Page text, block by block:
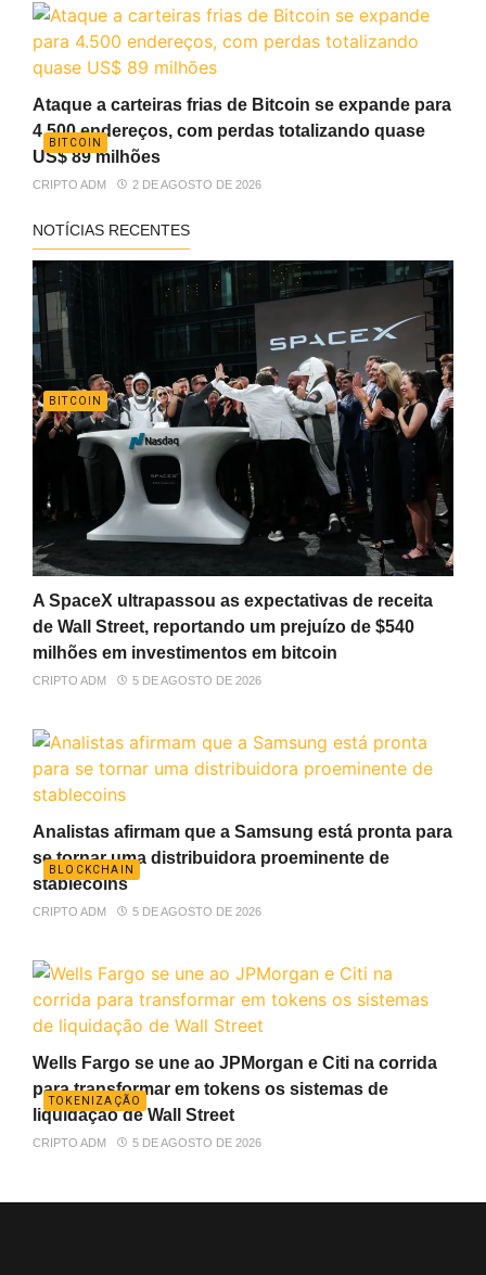
BITCOIN
Ataque a carteiras frias de Bitcoin se expande para
4.500 endereços, com perdas totalizando quase
US$ 89 milhões
CRIPTO ADM 2 DE AGOSTO DE 2026
NOTÍCIAS RECENTES
BITCOIN
A SpaceX ultrapassou as expectativas de receita
de Wall Street, reportando um prejuízo de $540
milhões em investimentos em bitcoin
CRIPTO ADM 5 DE AGOSTO DE 2026
BLOCKCHAIN
Analistas afirmam que a Samsung está pronta para
se tornar uma distribuidora proeminente de
stablecoins
CRIPTO ADM 5 DE AGOSTO DE 2026
TOKENIZAÇÃO
Wells Fargo se une ao JPMorgan e Citi na corrida
para transformar em tokens os sistemas de
liquidação de Wall Street
CRIPTO ADM 5 DE AGOSTO DE 2026